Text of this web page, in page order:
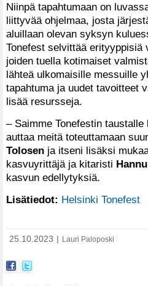
Niinpä tapahtumaan on
liittyvää ohjelmaa, josta
aluillaan olevan syksyn
Tonefest selvittää erityyppisiä
joiden tuella kotimaiset
lähteä ulkomaisille messuille
tapahtuma ja uudet tavoitteet
lisää resursseja.
– Saimme Tonefestin
auttaa meitä toteuttamaan
Tolosen ja itseni lisäksi
kasvuyrittäjä ja kitaristi
kasvun edellytyksiä.
Lisätiedot: Helsinki Tonefest
25.10.2023 | Lauri Paloposki